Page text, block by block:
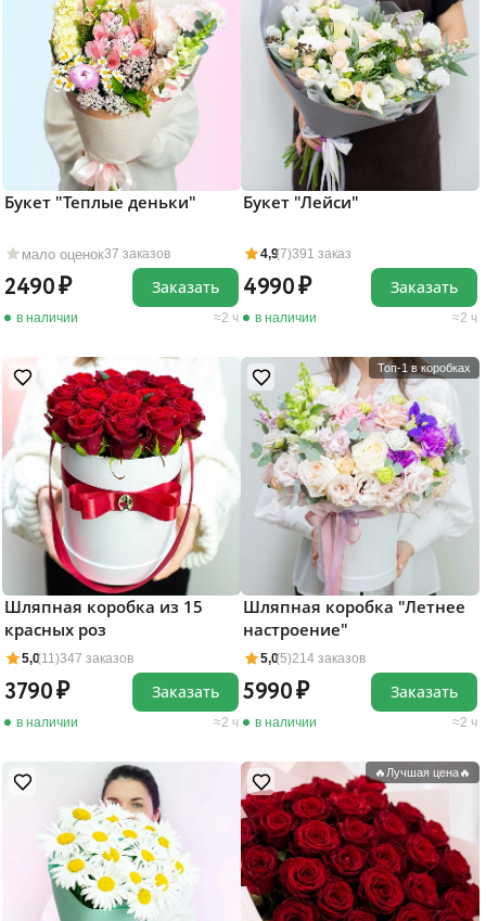
мало оценок37 заказов
Букет "Теплые деньки"
2490
в наличии 2 ч
Заказать
4,9(7)391 заказ
Букет "Лейси"
4990
в наличии 2 ч
Заказать
5,0(11)347 заказов
Шляпная коробка из 15
красных роз
3790
в наличии 2 ч
Заказать
Топ-1 в коробках
5,0(5)214 заказов
Шляпная коробка "Летнее
настроение"
5990
в наличии 2 ч
Заказать
🔥Лучшая цена🔥